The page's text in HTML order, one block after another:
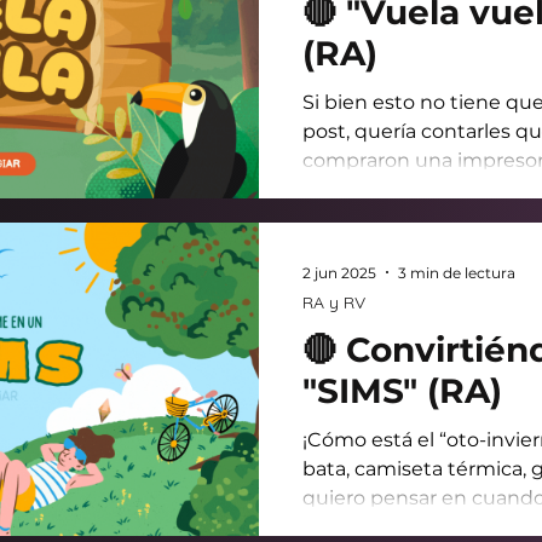
🔴 "Vuela
(RA)
Si bien esto no tiene
post, quería contarles
compraron una
manguitos, me voy a
chico que se llama
equipo de trabajo -
prótesis de manos 3D a
discapacidad. ¡Qué
El día de hoy les traigo
🔴
"SIMS" (RA)
¡Cómo está el “oto-
bata, camiseta térmica,
quiero pensar en
RA y RV
2 jun 2025 3 min de lectura